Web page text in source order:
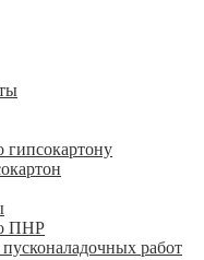
гипсокартону
ПНР
работ